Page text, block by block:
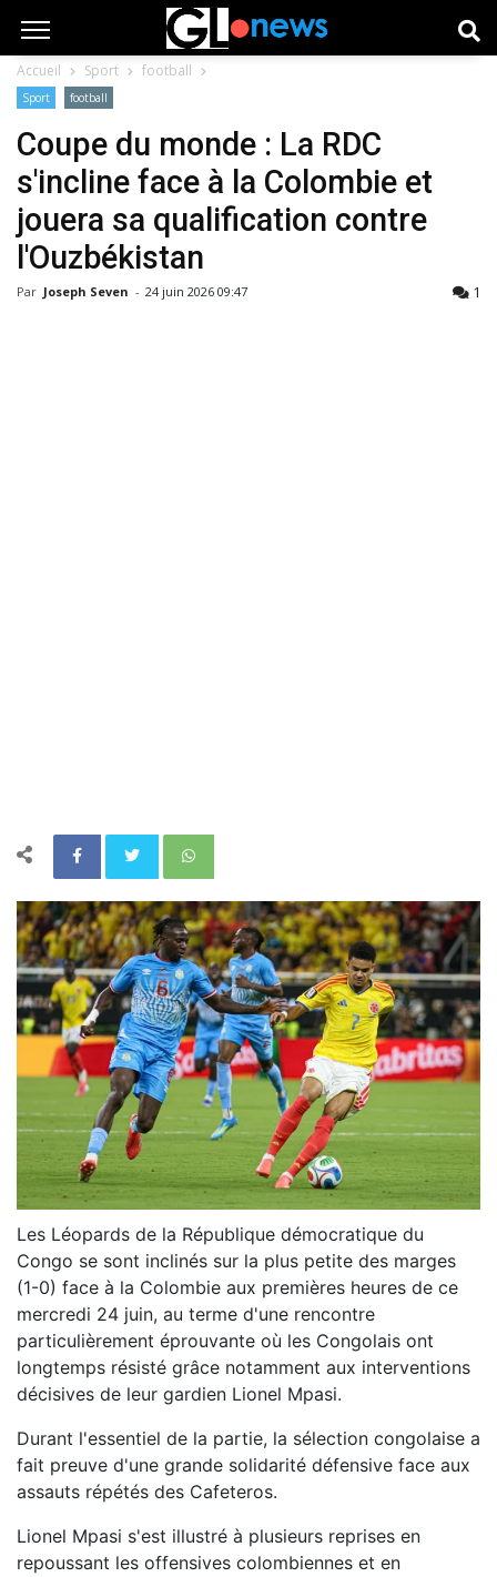
Accueil Sport football
Sport football
Coupe du monde : La RDC
s'incline face à la Colombie et
jouera sa qualification contre
l'Ouzbékistan
Par Joseph Seven - 24 juin 2026 09:47 1
Les Léopards de la République démocratique du
Congo se sont inclinés sur la plus petite des marges
(1-0) face à la Colombie aux premières heures de ce
mercredi 24 juin, au terme d'une rencontre
particulièrement éprouvante où les Congolais ont
longtemps résisté grâce notamment aux interventions
décisives de leur gardien Lionel Mpasi.
Durant l'essentiel de la partie, la sélection congolaise a
fait preuve d'une grande solidarité défensive face aux
assauts répétés des Cafeteros.
Lionel Mpasi s'est illustré à plusieurs reprises en
repoussant les offensives colombiennes et en